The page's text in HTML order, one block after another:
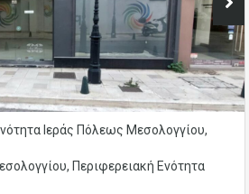
Ιεράς Πόλεως Μεσολογγίου,
Περιφερειακή Ενότητα